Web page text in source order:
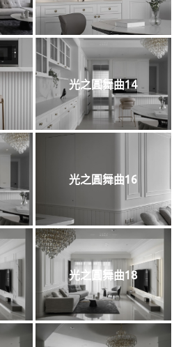
光之圓舞曲14
光之圓舞曲16
光之圓舞曲18